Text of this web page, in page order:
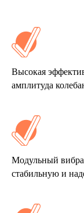
Высокая
амплитуда
Модульный
стабильную и